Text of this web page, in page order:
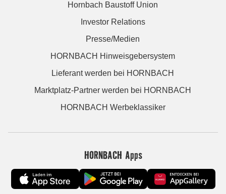
Hornbach Baustoff Union
Investor Relations
Presse/Medien
HORNBACH Hinweisgebersystem
Lieferant werden bei HORNBACH
Marktplatz-Partner werden bei HORNBACH
HORNBACH Werbeklassiker
HORNBACH Apps